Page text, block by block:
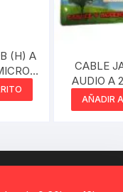
(H) A
CABLE
AUDIO A
AÑADIR